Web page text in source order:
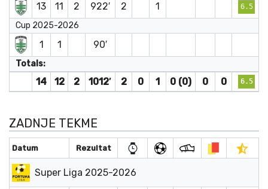
13 11 2 922′ 2 1 6.5
Cup 2025-2026
1 1 90′
Totals:
14 12 2 1012′ 2 0 1 0 (0) 0 0 6.5
ZADNJE TEKME
Datum Rezultat
Super Liga 2025-2026